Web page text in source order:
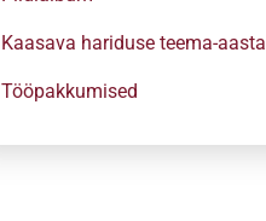
Kaasava hariduse teema-aasta
Tööpakkumised